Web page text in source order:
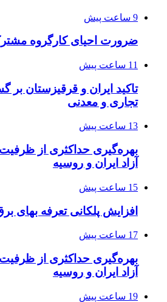
9 ساعت پیش
ضرورت احیای کارگروه
11 ساعت پیش
تاکید ایران و قرقیزستان
تجاری و معدنی
13 ساعت پیش
بهره‌گیری حداکثری از
آزاد ایران و روسیه
15 ساعت پیش
افزایش پلکانی تعرفه بهای
17 ساعت پیش
بهره‌گیری حداکثری از
آزاد ایران و روسیه
19 ساعت پیش